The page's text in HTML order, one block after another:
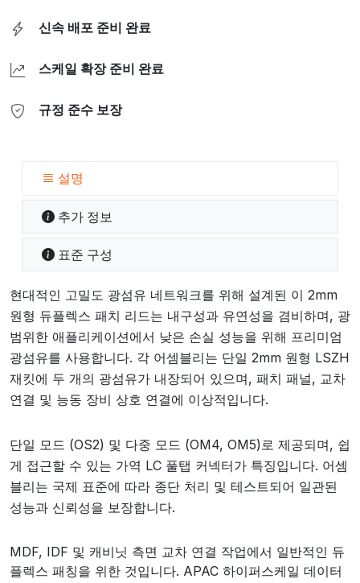
신속 배포 준비 완료
스케일 확장 준비 완료
규정 준수 보장
설명
추가 정보
표준 구성
현대적인 고밀도 광섬유 네트워크를 위해 설계된 이 2mm
원형 듀플렉스 패치 리드는 내구성과 유연성을 겸비하며, 광
범위한 애플리케이션에서 낮은 손실 성능을 위해 프리미엄
광섬유를 사용합니다. 각 어셈블리는 단일 2mm 원형 LSZH
재킷에 두 개의 광섬유가 내장되어 있으며, 패치 패널, 교차
연결 및 능동 장비 상호 연결에 이상적입니다.
단일 모드 (OS2) 및 다중 모드 (OM4, OM5)로 제공되며, 쉽
게 접근할 수 있는 가역 LC 풀탭 커넥터가 특징입니다. 어셈
블리는 국제 표준에 따라 종단 처리 및 테스트되어 일관된
성능과 신뢰성을 보장합니다.
MDF, IDF 및 캐비닛 측면 교차 연결 작업에서 일반적인 듀
플렉스 패칭을 위한 것입니다. APAC 하이퍼스케일 데이터